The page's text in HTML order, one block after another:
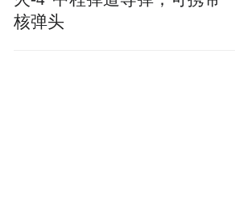
核弹头